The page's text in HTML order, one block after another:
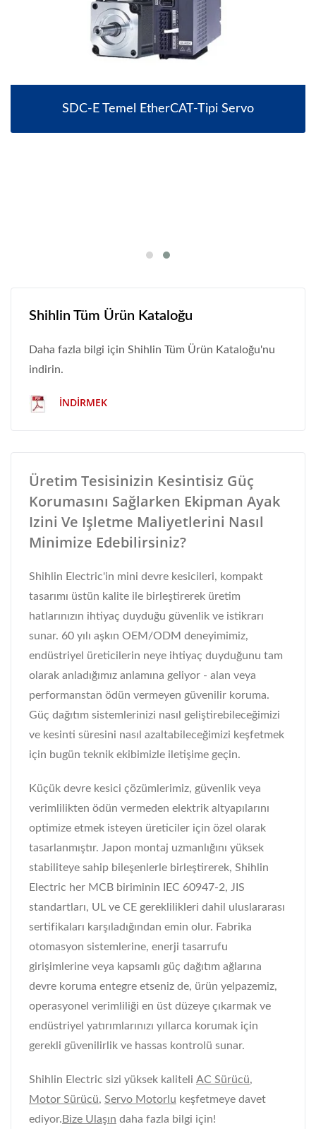
SDC-E Temel EtherCAT-Tipi Servo
Shihlin Tüm Ürün Kataloğu
Daha fazla bilgi için Shihlin Tüm Ürün Kataloğu'nu
indirin.
İNDIRMEK
Üretim Tesisinizin Kesintisiz Güç
Korumasını Sağlarken Ekipman Ayak
Izini Ve Işletme Maliyetlerini Nasıl
Minimize Edebilirsiniz?
Shihlin Electric'in mini devre kesicileri, kompakt
tasarımı üstün kalite ile birleştirerek üretim
hatlarınızın ihtiyaç duyduğu güvenlik ve istikrarı
sunar. 60 yılı aşkın OEM/ODM deneyimimiz,
endüstriyel üreticilerin neye ihtiyaç duyduğunu tam
olarak anladığımız anlamına geliyor - alan veya
performanstan ödün vermeyen güvenilir koruma.
Güç dağıtım sistemlerinizi nasıl geliştirebileceğimizi
ve kesinti süresini nasıl azaltabileceğimizi keşfetmek
için bugün teknik ekibimizle iletişime geçin.
Küçük devre kesici çözümlerimiz, güvenlik veya
verimlilikten ödün vermeden elektrik altyapılarını
optimize etmek isteyen üreticiler için özel olarak
tasarlanmıştır. Japon montaj uzmanlığını yüksek
stabiliteye sahip bileşenlerle birleştirerek, Shihlin
Electric her MCB biriminin IEC 60947-2, JIS
standartları, UL ve CE gereklilikleri dahil uluslararası
sertifikaları karşıladığından emin olur. Fabrika
otomasyon sistemlerine, enerji tasarrufu
girişimlerine veya kapsamlı güç dağıtım ağlarına
devre koruma entegre etseniz de, ürün yelpazemiz,
operasyonel verimliliği en üst düzeye çıkarmak ve
endüstriyel yatırımlarınızı yıllarca korumak için
gerekli güvenilirlik ve hassas kontrolü sunar.
Shihlin Electric sizi yüksek kaliteli AC Sürücü,
Motor Sürücü, Servo Motorlu keşfetmeye davet
ediyor. Bize Ulaşın daha fazla bilgi için!